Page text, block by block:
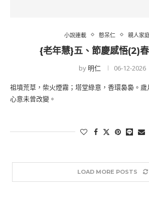
小說連載 憨呆仁 親人家
{老年慧}五、節慶感悟(2)
by 明仁 06-12-2026
祖墳荒草，柴火煙霧；塔堂綠意，香環裊裊。
心意未曾改變。
LOAD MORE POSTS